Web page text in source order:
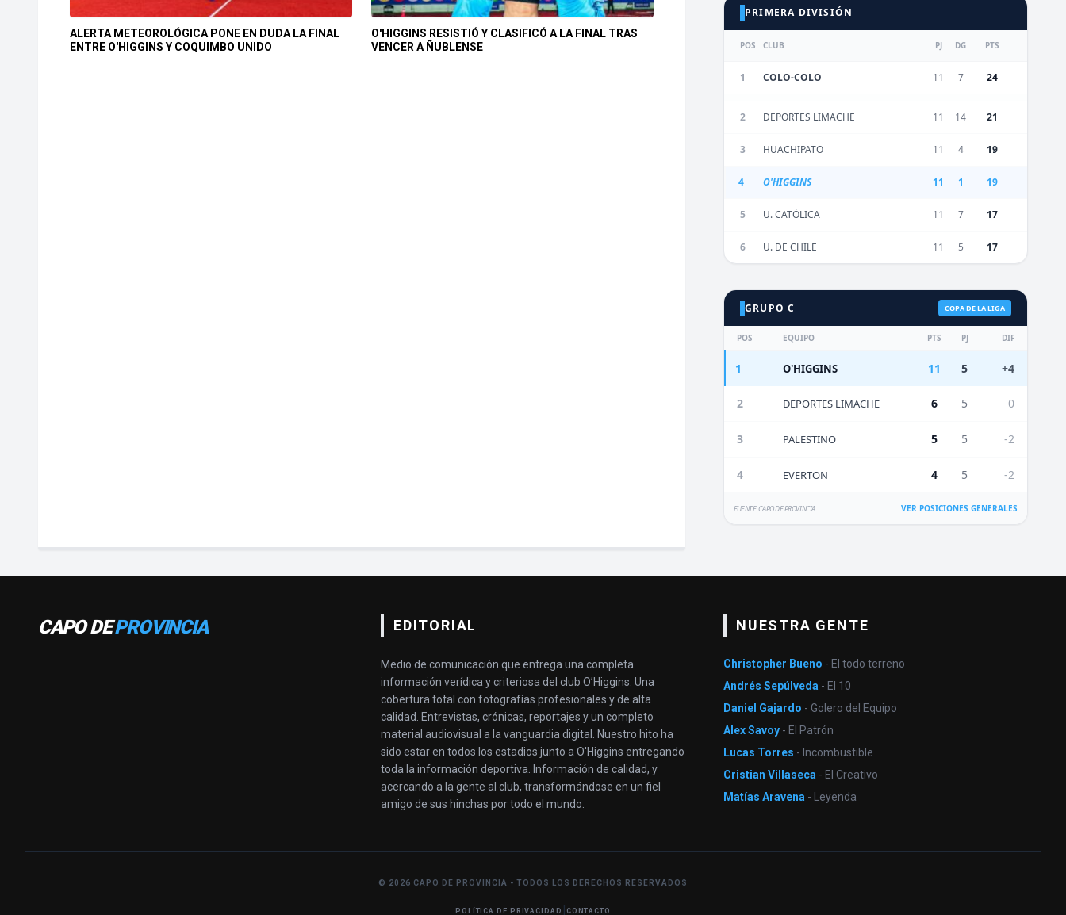
ALERTA METEOROLÓGICA PONE EN DUDA LA FINAL
ENTRE O'HIGGINS Y COQUIMBO UNIDO
O'HIGGINS RESISTIÓ Y CLASIFICÓ A LA FINAL TRAS
VENCER A ÑUBLENSE
PRIMERA DIVISIÓN
POS CLUB PJ DG PTS
1 COLO-COLO 11 7 24
2 DEPORTES LIMACHE 11 14 21
3 HUACHIPATO 11 4 19
4 O'HIGGINS 11 1 19
5 U. CATÓLICA 11 7 17
6 U. DE CHILE 11 5 17
GRUPO C COPA DE LA LIGA
POS EQUIPO PTS PJ DIF
1 O'HIGGINS 11 5 +4
2 DEPORTES LIMACHE 6 5 0
3 PALESTINO 5 5 -2
4 EVERTON 4 5 -2
FUENTE: CAPO DE PROVINCIA VER POSICIONES GENERALES
CAPO DEPROVINCIA EDITORIAL
Medio de comunicación que entrega una completa
información verídica y criteriosa del club O’Higgins. Una
cobertura total con fotografías profesionales y de alta
calidad. Entrevistas, crónicas, reportajes y un completo
material audiovisual a la vanguardia digital. Nuestro hito ha
sido estar en todos los estadios junto a O'Higgins entregando
toda la información deportiva. Información de calidad, y
acercando a la gente al club, transformándose en un fiel
amigo de sus hinchas por todo el mundo.
NUESTRA GENTE
Christopher Bueno - El todo terreno
Andrés Sepúlveda - El 10
Daniel Gajardo - Golero del Equipo
Alex Savoy - El Patrón
Lucas Torres - Incombustible
Cristian Villaseca - El Creativo
Matías Aravena - Leyenda
© 2026 CAPO DE PROVINCIA - TODOS LOS DERECHOS RESERVADOS
POLÍTICA DE PRIVACIDAD | CONTACTO